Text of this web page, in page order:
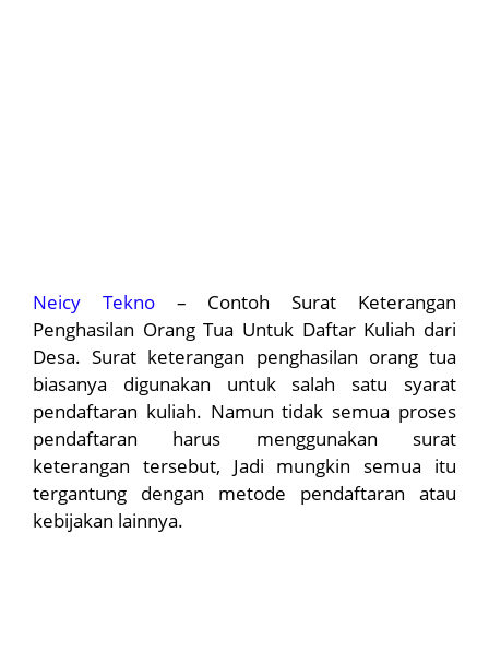
Neicy Tekno– Contoh Surat Keterangan
Penghasilan Orang Tua Untuk Daftar Kuliah dari
Desa. Surat keterangan penghasilan orang tua
biasanya digunakan untuk salah satu syarat
pendaftaran kuliah. Namun tidak semua proses
pendaftaran harus menggunakan surat
keterangan tersebut, Jadi mungkin semua itu
tergantung dengan metode pendaftaran atau
kebijakan lainnya.